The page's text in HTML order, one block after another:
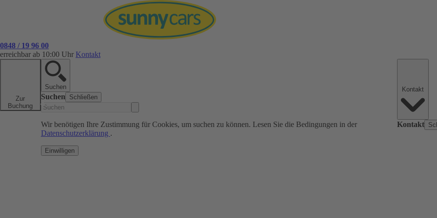
0848 / 19 96 00
erreichbar ab 10:00 Uhr Kontakt
Zur
Buchung
Suchen
Suchen Schließen
Wir benötigen Ihre Zustimmung für Cookies, um suchen zu können. Lesen Sie die Bedingungen in der
Datenschutzerklärung .
Einwilligen
Kontakt